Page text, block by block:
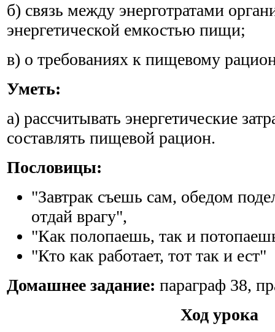
б) связь между энерготратами
энергетической емкостью пищи;
в) о требованиях к пищевому
Уметь:
а) рассчитывать энергетические
составлять пищевой рацион.
Пословицы:
"Завтрак съешь сам, обедом
отдай врагу",
"Как полопаешь, так и
"Кто как работает, тот так и ест"
Домашнее задание: параграф 38,
Ход урока